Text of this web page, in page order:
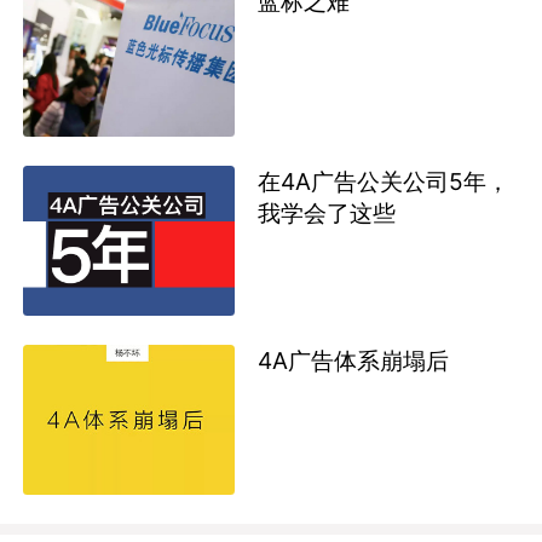
在4A广告公关公司5年，
我学会了这些
4A广告体系崩塌后